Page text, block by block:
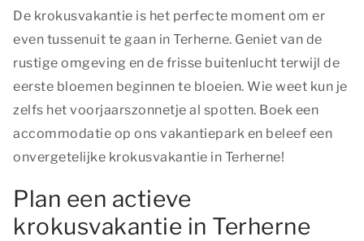
De krokusvakantie is het perfecte moment om er
even tussenuit te gaan in Terherne. Geniet van de
rustige omgeving en de frisse buitenlucht terwijl de
eerste bloemen beginnen te bloeien. Wie weet kun je
zelfs het voorjaarszonnetje al spotten. Boek een
accommodatie op ons vakantiepark en beleef een
onvergetelijke krokusvakantie in Terherne!
Plan een actieve
krokusvakantie in Terherne